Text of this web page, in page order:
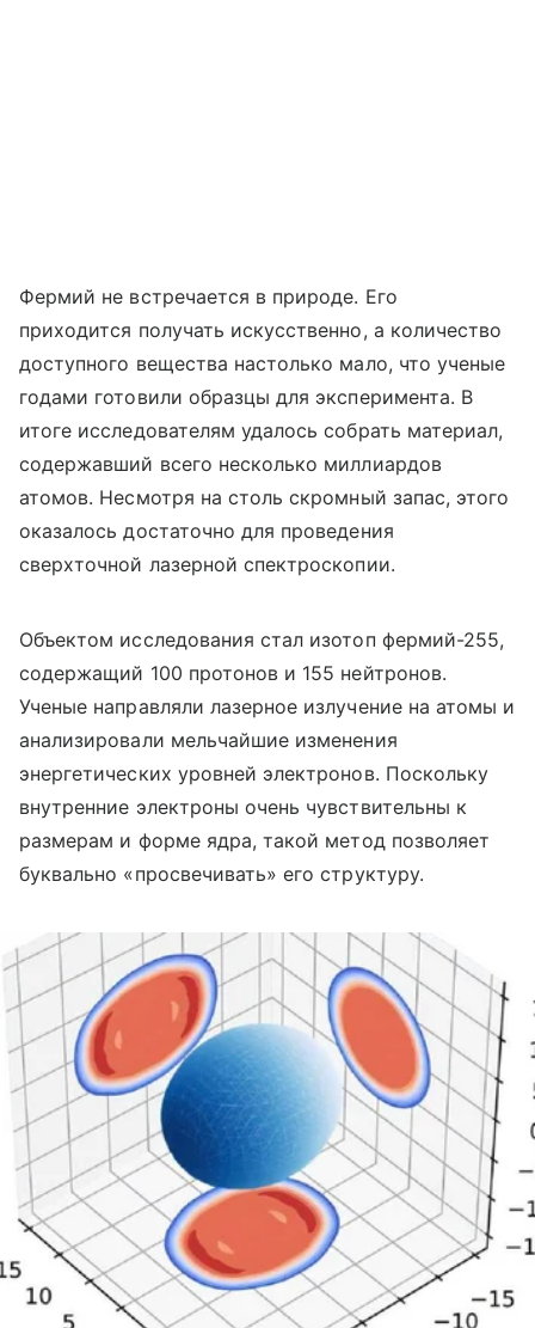
Фермий не встречается в природе. Его
приходится получать искусственно, а количество
доступного вещества настолько мало, что ученые
годами готовили образцы для эксперимента. В
итоге исследователям удалось собрать материал,
содержавший всего несколько миллиардов
атомов. Несмотря на столь скромный запас, этого
оказалось достаточно для проведения
сверхточной лазерной спектроскопии.
Объектом исследования стал изотоп фермий-255,
содержащий 100 протонов и 155 нейтронов.
Ученые направляли лазерное излучение на атомы и
анализировали мельчайшие изменения
энергетических уровней электронов. Поскольку
внутренние электроны очень чувствительны к
размерам и форме ядра, такой метод позволяет
буквально «просвечивать» его структуру.